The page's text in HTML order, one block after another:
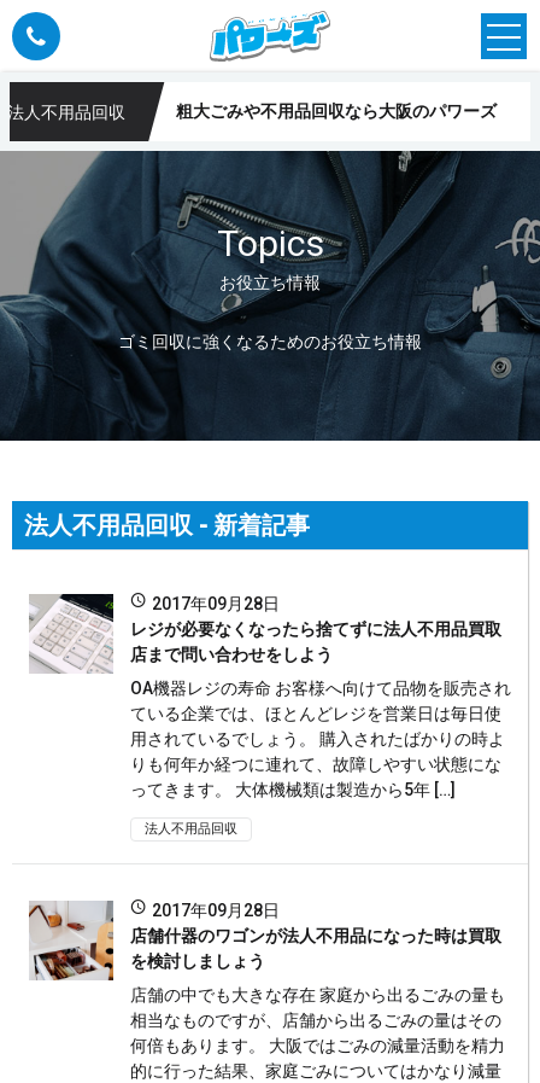
法人不用品回収 粗大ごみや不用品回収なら大阪のパワーズ
Topics
お役立ち情報
ゴミ回収に強くなるためのお役立ち情報
法人不用品回収 - 新着記事
2017年09月28日
レジが必要なくなったら捨てずに法人不用品買取
店まで問い合わせをしよう
OA機器レジの寿命 お客様へ向けて品物を販売され
ている企業では、ほとんどレジを営業日は毎日使
用されているでしょう。 購入されたばかりの時よ
りも何年か経つに連れて、故障しやすい状態にな
ってきます。 大体機械類は製造から5年 […]
法人不用品回収
2017年09月28日
店舗什器のワゴンが法人不用品になった時は買取
を検討しましょう
店舗の中でも大きな存在 家庭から出るごみの量も
相当なものですが、店舗から出るごみの量はその
何倍もあります。 大阪ではごみの減量活動を精力
的に行った結果、家庭ごみについてはかなり減量